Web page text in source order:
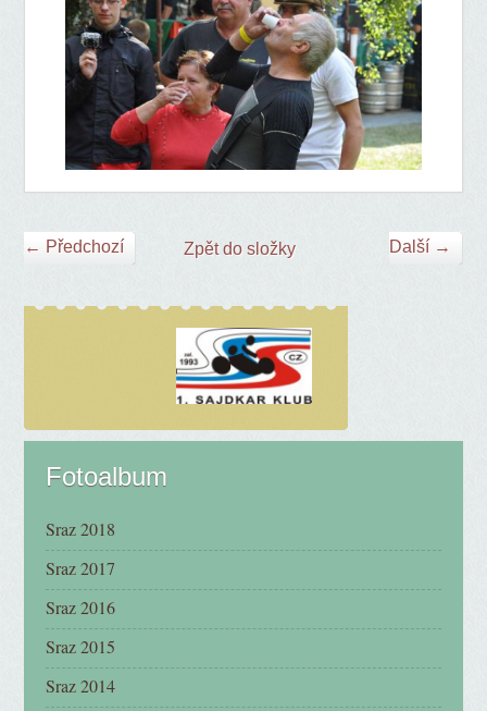
← Předchozí Další →
Zpět do složky
Fotoalbum
Sraz 2018
Sraz 2017
Sraz 2016
Sraz 2015
Sraz 2014